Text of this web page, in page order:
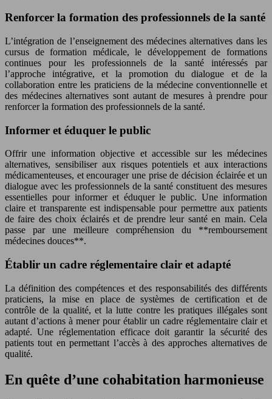
Renforcer la formation des professionnels de la santé
L’intégration de l’enseignement des médecines alternatives dans les
cursus de formation médicale, le développement de formations
continues pour les professionnels de la santé intéressés par
l’approche intégrative, et la promotion du dialogue et de la
collaboration entre les praticiens de la médecine conventionnelle et
des médecines alternatives sont autant de mesures à prendre pour
renforcer la formation des professionnels de la santé.
Informer et éduquer le public
Offrir une information objective et accessible sur les médecines
alternatives, sensibiliser aux risques potentiels et aux interactions
médicamenteuses, et encourager une prise de décision éclairée et un
dialogue avec les professionnels de la santé constituent des mesures
essentielles pour informer et éduquer le public. Une information
claire et transparente est indispensable pour permettre aux patients
de faire des choix éclairés et de prendre leur santé en main. Cela
passe par une meilleure compréhension du **remboursement
médecines douces**.
Établir un cadre réglementaire clair et adapté
La définition des compétences et des responsabilités des différents
praticiens, la mise en place de systèmes de certification et de
contrôle de la qualité, et la lutte contre les pratiques illégales sont
autant d’actions à mener pour établir un cadre réglementaire clair et
adapté. Une réglementation efficace doit garantir la sécurité des
patients tout en permettant l’accès à des approches alternatives de
qualité.
En quête d’une cohabitation harmonieuse